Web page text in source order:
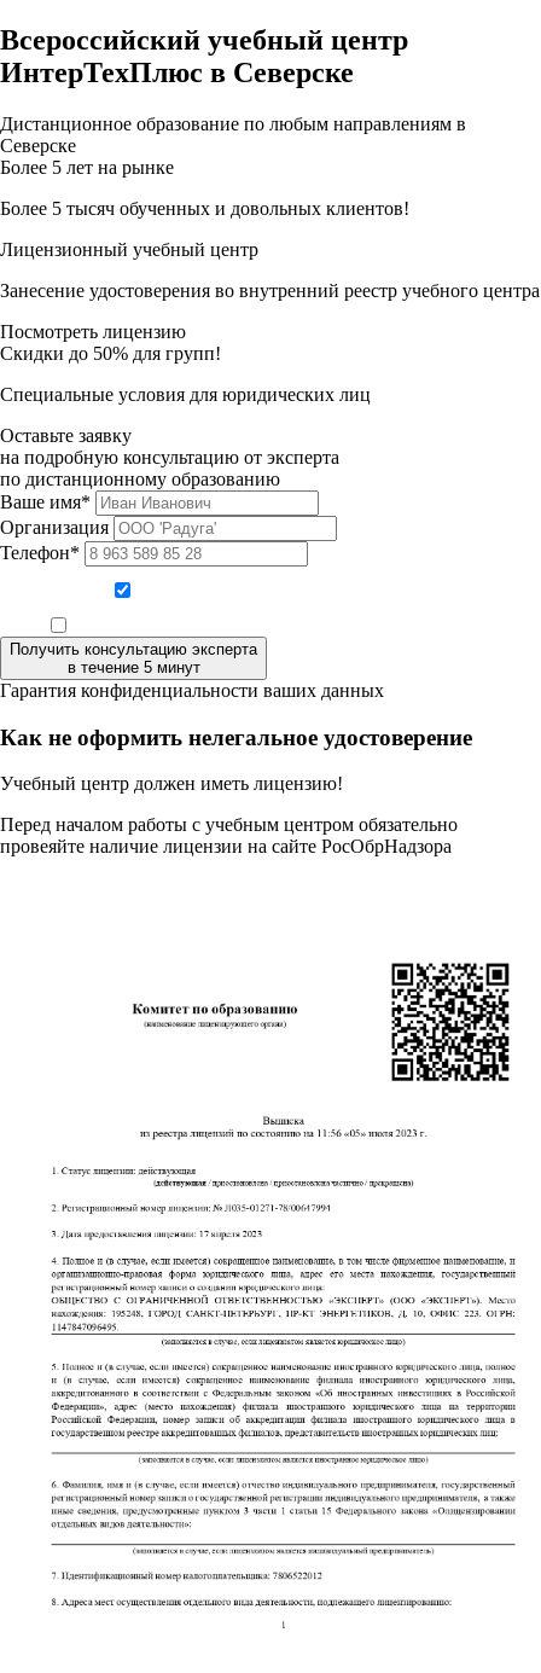
Всероссийский учебный центр
ИнтерТехПлюс в Северске
Дистанционное образование по любым направлениям в
Северске
Более 5 лет на рынке
Более 5 тысяч обученных и довольных клиентов!
Лицензионный учебный центр
Занесение удостоверения во внутренний реестр учебного центра
Посмотреть лицензию
Скидки до 50% для групп!
Специальные условия для юридических лиц
Оставьте заявку
на подробную консультацию от эксперта
по дистанционному образованию
Ваше имя*
Организация
Телефон*
Получить консультацию эксперта
в течение 5 минут
Гарантия конфиденциальности ваших данных
Как не оформить нелегальное удостоверение
Учебный центр должен иметь лицензию!
Перед началом работы с учебным центром обязательно
провеяйте наличие лицензии на сайте РосОбрНадзора